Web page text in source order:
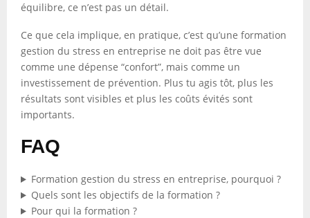
équilibre, ce n’est pas un détail.
Ce que cela implique, en pratique, c’est qu’une formation
gestion du stress en entreprise ne doit pas être vue
comme une dépense “confort”, mais comme un
investissement de prévention. Plus tu agis tôt, plus les
résultats sont visibles et plus les coûts évités sont
importants.
FAQ
Formation gestion du stress en entreprise, pourquoi ?
Quels sont les objectifs de la formation ?
Pour qui la formation ?